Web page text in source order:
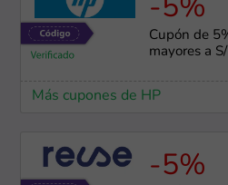
-5%
Cupón de
mayores a
Más cupones de HP
-5%